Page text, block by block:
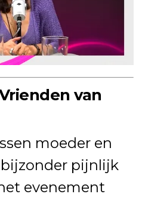
van
moeder en
pijnlijk
evenement